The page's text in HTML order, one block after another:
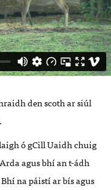
den scoth ar siúl
ó gCill Uaidh chuig
agus bhí an t-ádh
na páistí ar bís agus